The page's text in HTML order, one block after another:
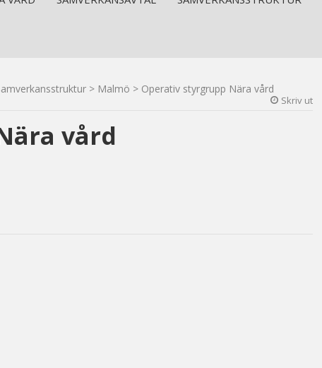
> Malmö > Operativ styrgrupp Nära vård
Skriv ut
vård